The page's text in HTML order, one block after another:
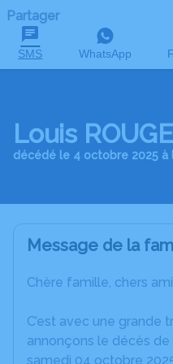
Partager
SMS WhatsApp
Louis ROUGE
décédé le 4 octobre 2025 à
Message de la
Chère famille, chers
C’est avec une grande
annonçons le décès de
samedi 04 octobre